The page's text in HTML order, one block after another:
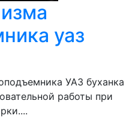
уаз
УАЗ буханка
работы при